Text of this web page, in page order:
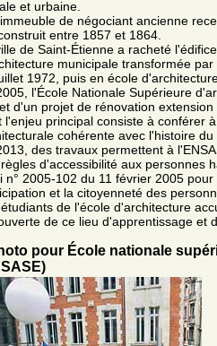
et urbaine.
de négociant ancienne
entre 1857 et 1864.
de Saint-Étienne a racheté
municipale transformée
1972, puis en école
l'École Nationale Supérieure
d'un projet de rénovation
l'enjeu principal consiste à conférer
cohérente avec l'histoire
des travaux permettent à
d'accessibilité aux personnes
n° 2005-102 du 11 février 2005
et la citoyenneté des
de l'école d'architecture
de ce lieu d'apprentissage et
pour École nationale